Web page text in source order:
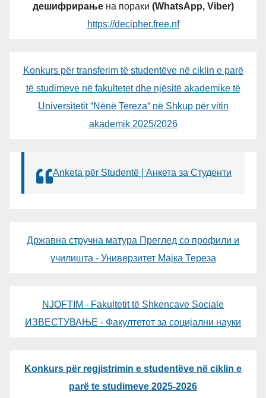
дешифрирањена пораки (WhatsApp, Viber)
https://decipher.free.nf
Konkurs për transferim të studentëve në ciklin e parë
të studimeve në fakultetet dhe njësitë akademike të
Universitetit “Nënë Tereza“ në Shkup për vitin
akademik 2025/2026
Anketa për Studentë | Анкета за Студенти
Државна стручна матура Преглед со профили и
училишта - Универзитет Мајка Тереза
NJOFTIM - Fakultetit të Shkencave Sociale
ИЗВЕСТУВАЊЕ - Факултетот за социјални науки
Konkurs për regjistrimin e studentëve në ciklin e
parë te studimeve 2025-2026